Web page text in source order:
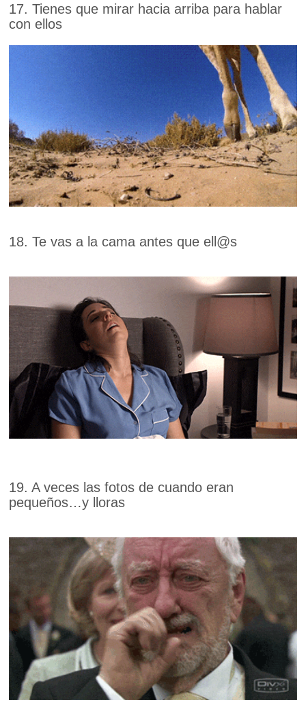
17. Tienes que mirar hacia arriba para hablar
con ellos
18. Te vas a la cama antes que ell@s
19. A veces las fotos de cuando eran
pequeños…y lloras